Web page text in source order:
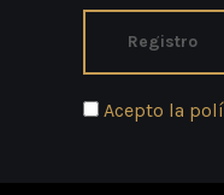
Acepto la